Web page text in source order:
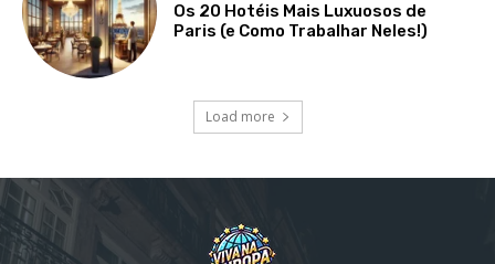
Os 20 Hotéis Mais Luxuosos de
Paris (e Como Trabalhar Neles!)
Load more